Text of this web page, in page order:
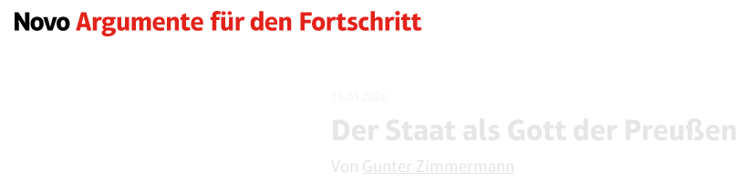
Der Staat als Gott der Preußen
Von Gunter Zimmermann